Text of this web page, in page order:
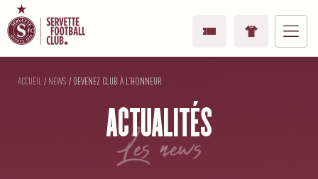
ACCUEIL /NEWS /DEVENEZ CLUB À L’HONNEUR
ACTUALITÉS
les news